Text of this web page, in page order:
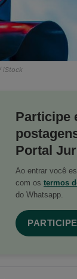
iStock
Participe
Portal
Ao entrar você
com os termos
do Whatsapp.